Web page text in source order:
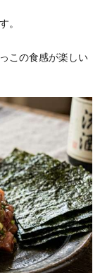
。
この食感が楽しい